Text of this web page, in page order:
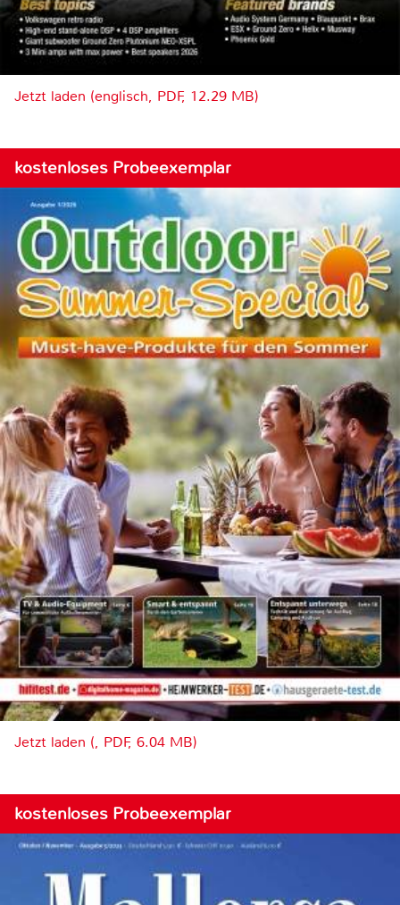
Jetzt laden (englisch, PDF, 12.29 MB)
kostenloses Probeexemplar
Jetzt laden (, PDF, 6.04 MB)
kostenloses Probeexemplar